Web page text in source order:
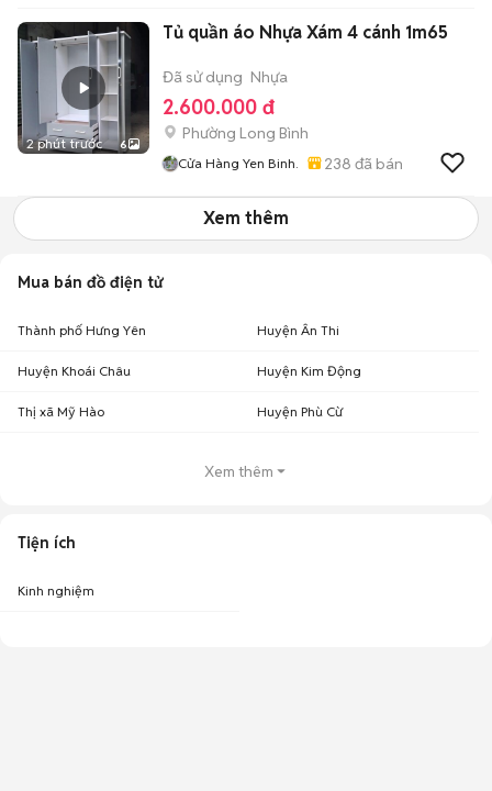
2 phút trước 6
Tủ quần áo Nhựa Xám 4 cánh 1m65
Đã sử dụng Nhựa
2.600.000 đ
Phường Long Bình
Cửa Hàng Yen Binh. 238 đã bán
Xem thêm
Mua bán đồ điện tử
Thành phố Hưng Yên Huyện Ân Thi
Huyện Khoái Châu Huyện Kim Động
Thị xã Mỹ Hào Huyện Phù Cừ
Xem thêm
Tiện ích
Kinh nghiệm